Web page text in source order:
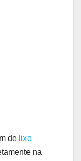
de lixo
na